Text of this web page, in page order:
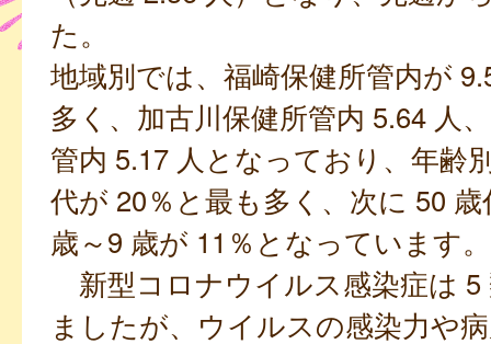
た。
地域別では、福崎保健所管内が
多く、加古川保健所管内 5.64 人
管内 5.17 人となっており、年齢
代が 20％と最も多く、次に 50 歳
歳～9 歳が 11％となっています。
新型コロナウイルス感染症は 5
ましたが、ウイルスの感染力や